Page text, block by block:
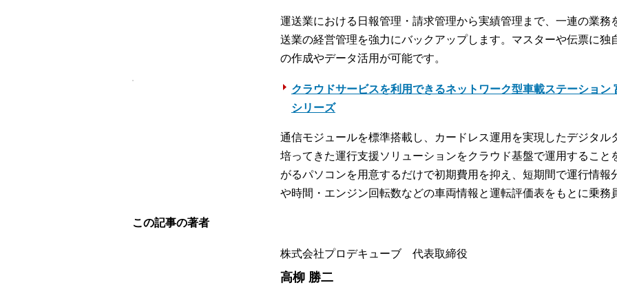
運送業における日報管理・請求管理から実績管理まで、一連の業務
送業の経営管理を強力にバックアップします。マスターや伝票に独
の作成やデータ活用が可能です。
クラウドサービスを利用できるネットワーク型車載ステーション
シリーズ
通信モジュールを標準搭載し、カードレス運用を実現したデジタル
培ってきた運行支援ソリューションをクラウド基盤で運用すること
がるパソコンを用意するだけで初期費用を抑え、短期間で運行情
や時間・エンジン回転数などの車両情報と運転評価表をもとに乗務
この記事の著者
株式会社プロデキューブ 代表取締役
高柳 勝二